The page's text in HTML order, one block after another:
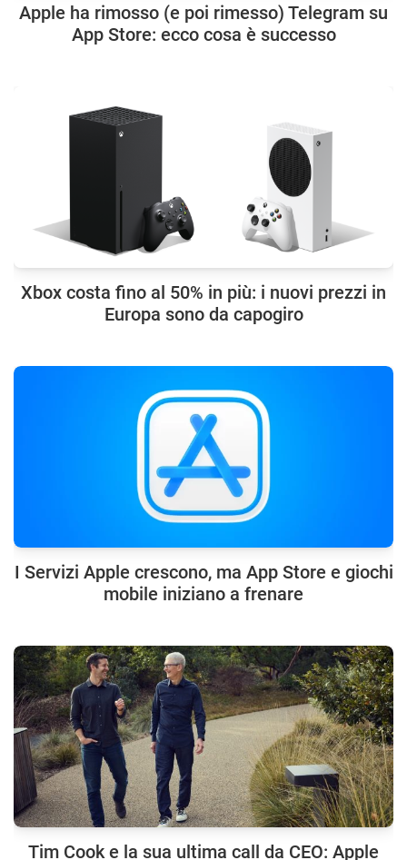
Apple ha rimosso (e poi rimesso) Telegram su
App Store: ecco cosa è successo
Xbox costa fino al 50% in più: i nuovi prezzi in
Europa sono da capogiro
I Servizi Apple crescono, ma App Store e giochi
mobile iniziano a frenare
Tim Cook e la sua ultima call da CEO: Apple